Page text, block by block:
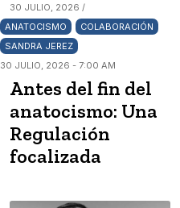
30 JULIO, 2026 /
ANATOCISMO
COLABORACIÓN
SANDRA JEREZ
30 JULIO, 2026 - 7:00 AM
Antes del fin del
anatocismo: Una
Regulación
focalizada